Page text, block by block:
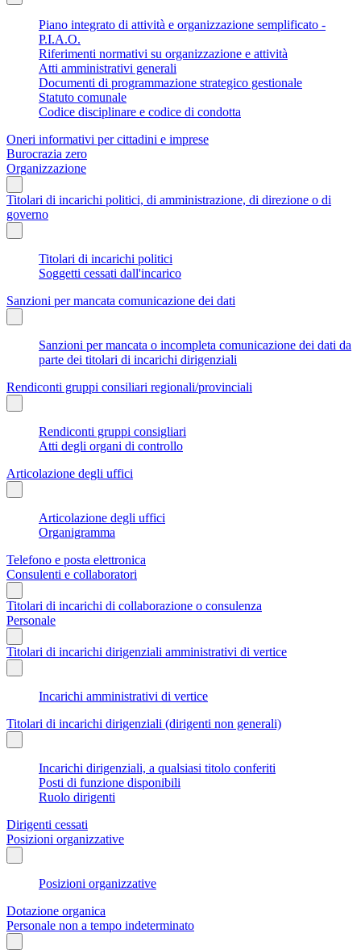
Piano integrato di attività e organizzazione semplificato -
P.I.A.O.
Riferimenti normativi su organizzazione e attività
Atti amministrativi generali
Documenti di programmazione strategico gestionale
Statuto comunale
Codice disciplinare e codice di condotta
Oneri informativi per cittadini e imprese
Burocrazia zero
Organizzazione
Titolari di incarichi politici, di amministrazione, di direzione o di
governo
Titolari di incarichi politici
Soggetti cessati dall'incarico
Sanzioni per mancata comunicazione dei dati
Sanzioni per mancata o incompleta comunicazione dei dati da
parte dei titolari di incarichi dirigenziali
Rendiconti gruppi consiliari regionali/provinciali
Rendiconti gruppi consigliari
Atti degli organi di controllo
Articolazione degli uffici
Articolazione degli uffici
Organigramma
Telefono e posta elettronica
Consulenti e collaboratori
Titolari di incarichi di collaborazione o consulenza
Personale
Titolari di incarichi dirigenziali amministrativi di vertice
Incarichi amministrativi di vertice
Titolari di incarichi dirigenziali (dirigenti non generali)
Incarichi dirigenziali, a qualsiasi titolo conferiti
Posti di funzione disponibili
Ruolo dirigenti
Dirigenti cessati
Posizioni organizzative
Posizioni organizzative
Dotazione organica
Personale non a tempo indeterminato